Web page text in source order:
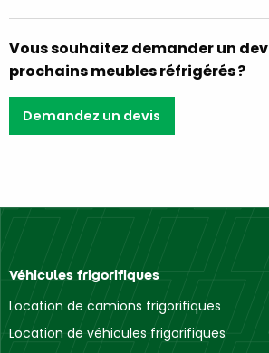
Vous souhaitez demander un
prochains meubles réfrigérés ?
Demandez un devis
Véhicules frigorifiques
Location de camions frigorifiques
Location de véhicules frigorifiques